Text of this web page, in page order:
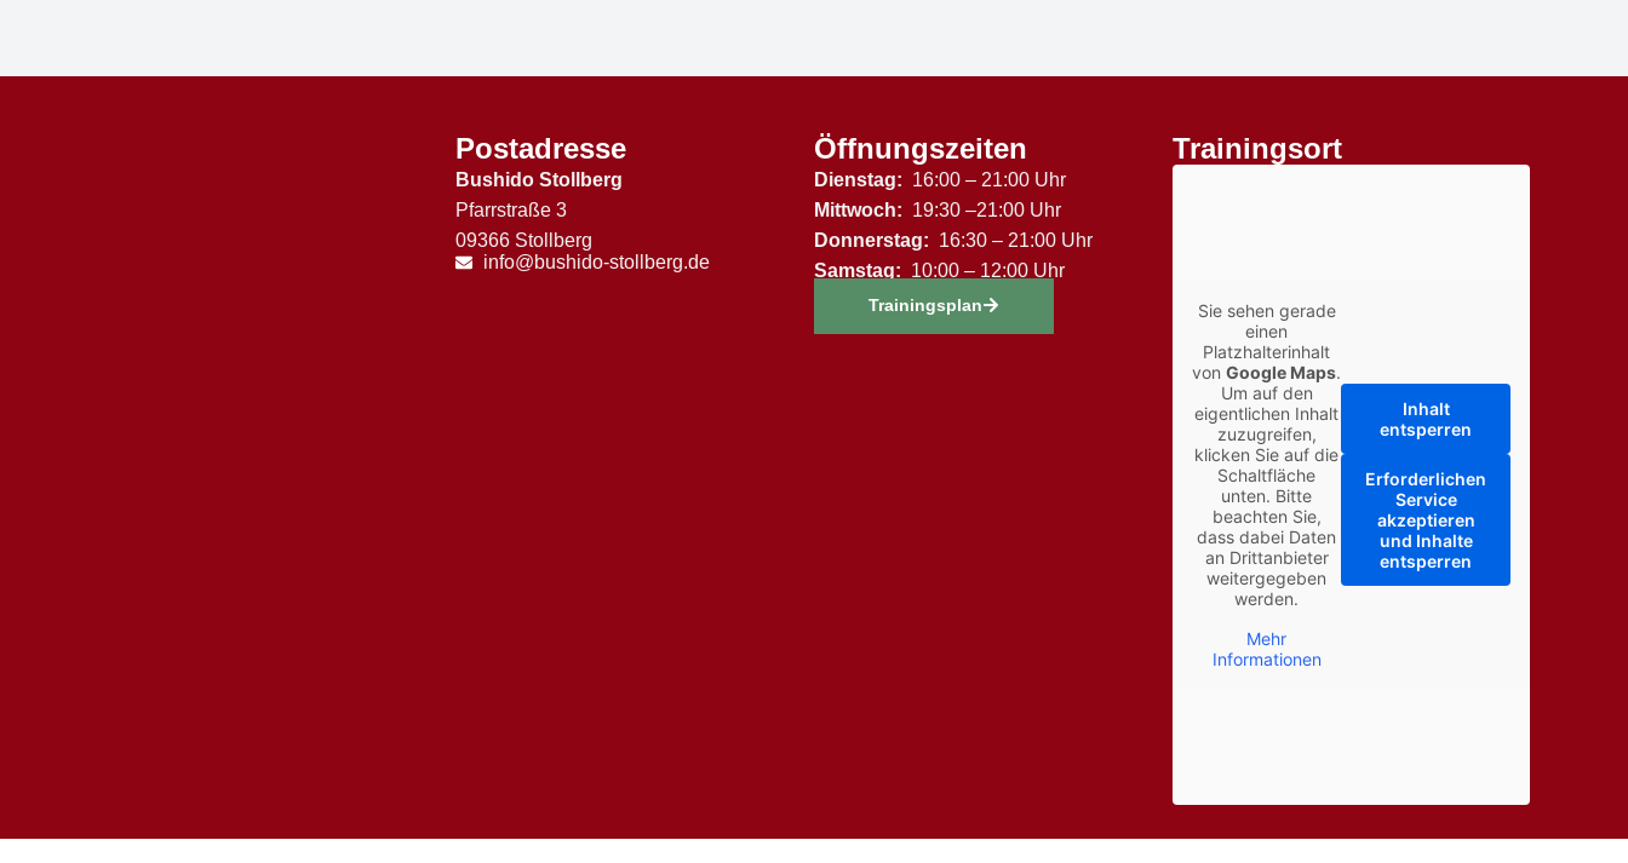
Postadresse
Bushido Stollberg
Pfarrstraße 3
09366 Stollberg
info@bushido-stollberg.de
Öffnungszeiten
Dienstag: 16:00 – 21:00 Uhr
Mittwoch: 19:30 –21:00 Uhr
Donnerstag: 16:30 – 21:00 Uhr
Samstag: 10:00 – 12:00 Uhr
Trainingsplan
Trainingsort
Sie sehen gerade
einen
Platzhalterinhalt
vonGoogle Maps.
Um auf den
eigentlichen Inhalt
zuzugreifen,
klicken Sie auf die
Schaltfläche
unten. Bitte
beachten Sie,
dass dabei Daten
an Drittanbieter
weitergegeben
werden.
Mehr
Informationen
Inhalt
entsperren
Erforderlichen
Service
akzeptieren
und Inhalte
entsperren